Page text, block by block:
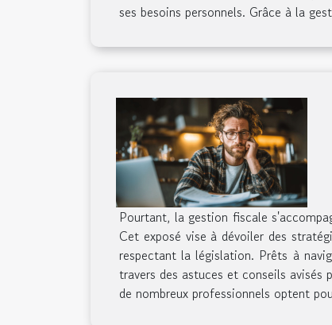
ses besoins personnels. Grâce à la
Pourtant, la gestion fiscale
Cet exposé vise à dévoiler des
respectant la législation. Prêts à
travers des astuces et conseils avisés
de nombreux professionnels optent